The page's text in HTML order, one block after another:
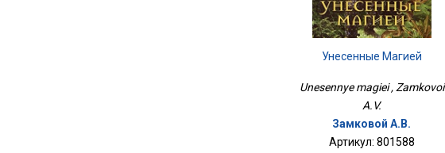
Унесенные Магией
Unesennye magiei , Zamkovoi
A.V.
Замковой А.В.
Артикул: 801588